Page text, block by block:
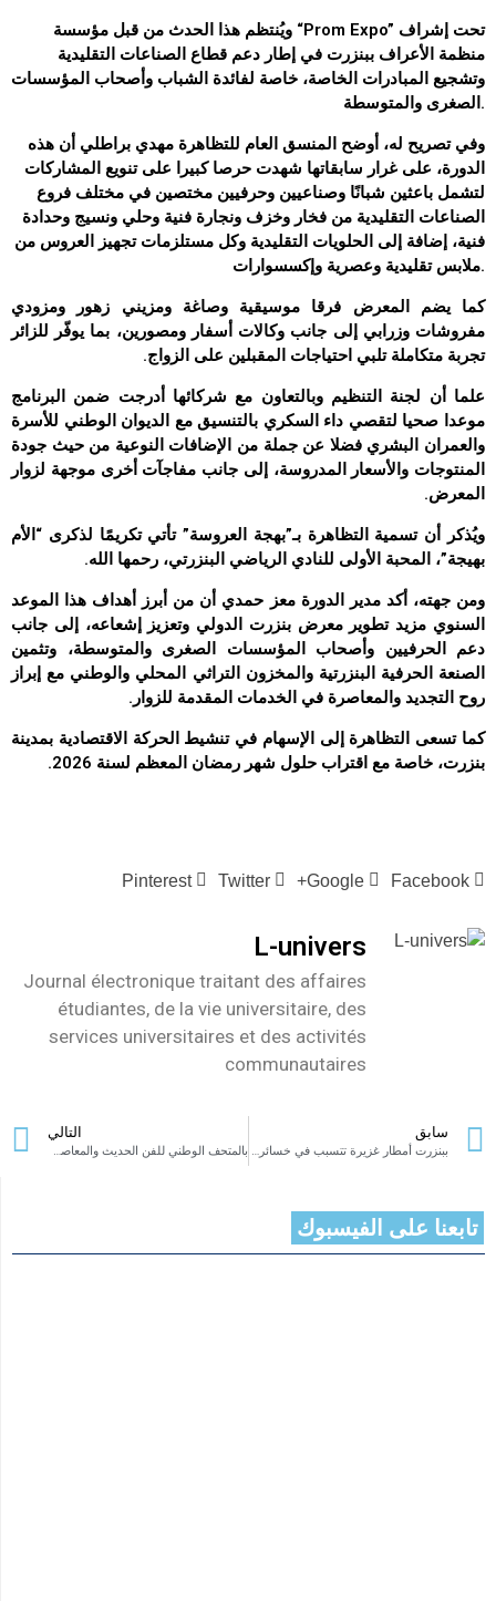
ويُنتظم هذا الحدث من قبل مؤسسة “Prom Expo” تحت إشراف
منظمة الأعراف ببنزرت في إطار دعم قطاع الصناعات التقليدية
وتشجيع المبادرات الخاصة، خاصة لفائدة الشباب وأصحاب المؤسسات
الصغرى والمتوسطة.
وفي تصريح له، أوضح المنسق العام للتظاهرة مهدي براطلي أن هذه
الدورة، على غرار سابقاتها شهدت حرصا كبيرا على تنويع المشاركات
لتشمل باعثين شبانًا وصناعيين وحرفيين مختصين في مختلف فروع
الصناعات التقليدية من فخار وخزف ونجارة فنية وحلي ونسيج وحدادة
فنية، إضافة إلى الحلويات التقليدية وكل مستلزمات تجهيز العروس من
ملابس تقليدية وعصرية وإكسسوارات.
كما يضم المعرض فرقا موسيقية وصاغة ومزيني زهور ومزودي
مفروشات وزرابي إلى جانب وكالات أسفار ومصورين، بما يوفّر للزائر
تجربة متكاملة تلبي احتياجات المقبلين على الزواج.
علما أن لجنة التنظيم وبالتعاون مع شركائها أدرجت ضمن البرنامج
موعدا صحيا لتقصي داء السكري بالتنسيق مع الديوان الوطني للأسرة
والعمران البشري فضلا عن جملة من الإضافات النوعية من حيث جودة
المنتوجات والأسعار المدروسة، إلى جانب مفاجآت أخرى موجهة لزوار
المعرض.
ويُذكر أن تسمية التظاهرة بـ”بهجة العروسة” تأتي تكريمًا لذكرى “الأم
بهيجة”، المحبة الأولى للنادي الرياضي البنزرتي، رحمها الله.
ومن جهته، أكد مدير الدورة معز حمدي أن من أبرز أهداف هذا الموعد
السنوي مزيد تطوير معرض بنزرت الدولي وتعزيز إشعاعه، إلى جانب
دعم الحرفيين وأصحاب المؤسسات الصغرى والمتوسطة، وتثمين
الصنعة الحرفية البنزرتية والمخزون التراثي المحلي والوطني مع إبراز
روح التجديد والمعاصرة في الخدمات المقدمة للزوار.
كما تسعى التظاهرة إلى الإسهام في تنشيط الحركة الاقتصادية بمدينة
بنزرت، خاصة مع اقتراب حلول شهر رمضان المعظم لسنة 2026.
Facebook
Google+
Twitter
Pinterest
L-univers
Journal électronique traitant des affaires
étudiantes, de la vie universitaire, des
services universitaires et des activités
communautaires
سابق
ببنزرت أمطار غزيرة تتسبب في خسائر مادية والبلدية تتدخل لرفع الأضرار
التالي
بالمتحف الوطني للفن الحديث والمعاصر: المفهوم والممارسة في الفنون التشكيلية لقاء فكري يطرح الإشكاليات الراهنة
تابعنا على الفيسبوك